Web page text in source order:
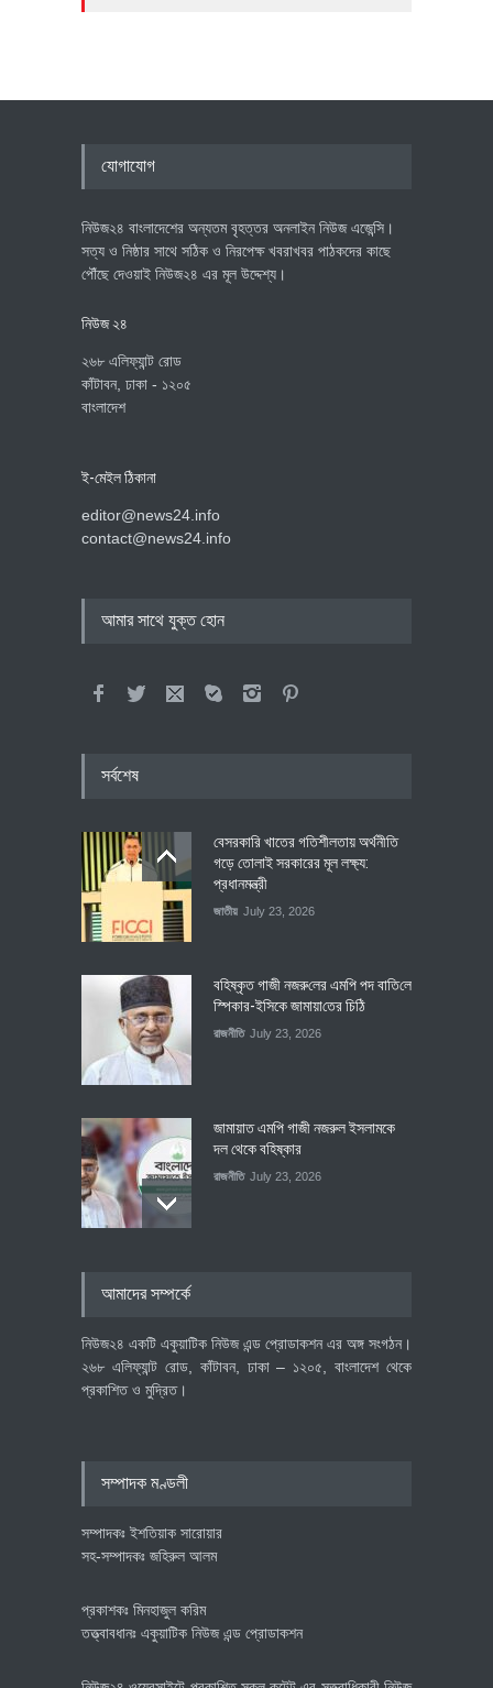
যোগাযোগ
নিউজ২৪ বাংলাদেশের অন্যতম বৃহত্তর অনলাইন নিউজ এজেন্সি।
সত্য ও নিষ্ঠার সাথে সঠিক ও নিরপেক্ষ খবরাখবর পাঠকদের কাছে
পৌঁছে দেওয়াই নিউজ২৪ এর মূল উদ্দেশ্য।
নিউজ ২৪
২৬৮ এলিফ্যান্ট রোড
কাঁটাবন, ঢাকা - ১২০৫
বাংলাদেশ
ই-মেইল ঠিকানা
editor@news24.info
contact@news24.info
আমার সাথে যুক্ত হোন
সর্বশেষ
বেসরকারি খাতের গতিশীলতায় অর্থনীতি
গড়ে তোলাই সরকারের মূল লক্ষ্য:
প্রধানমন্ত্রী
জাতীয় July 23, 2026
বহিষ্কৃত গাজী নজরু‌লের এম‌পি পদ বা‌তি‌লে
স্পিকার-ইসিকে জামায়া‌তের চি‌ঠি
রাজনীতি July 23, 2026
জামায়াত এমপি গাজী নজরুল ইসলামকে
দল থেকে বহিষ্কার
রাজনীতি July 23, 2026
আমাদের সম্পর্কে
নিউজ২৪ একটি একুয়াটিক নিউজ এন্ড প্রোডাকশন এর অঙ্গ সংগঠন।
২৬৮ এলিফ্যান্ট রোড, কাঁটাবন, ঢাকা – ১২০৫, বাংলাদেশ থেকে
প্রকাশিত ও মুদ্রিত।
সম্পাদক মণ্ডলী
সম্পাদকঃ ইশতিয়াক সারোয়ার
সহ-সম্পাদকঃ জহিরুল আলম
প্রকাশকঃ মিনহাজুল করিম
তত্ত্বাবধানঃ একুয়াটিক নিউজ এন্ড প্রোডাকশন